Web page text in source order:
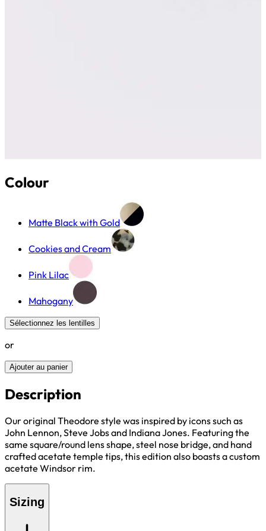
Colour
Matte Black with Gold
Cookies and Cream
Pink Lilac
Mahogany
Sélectionnez les lentilles
or
Ajouter au panier
Description
Our original Theodore style was inspired by icons such as
John Lennon, Steve Jobs and Indiana Jones. Featuring the
same square/round lens shape, steel nose bridge, and hand
crafted acetate temple tips, this edition also boasts a custom
acetate Windsor rim.
Sizing